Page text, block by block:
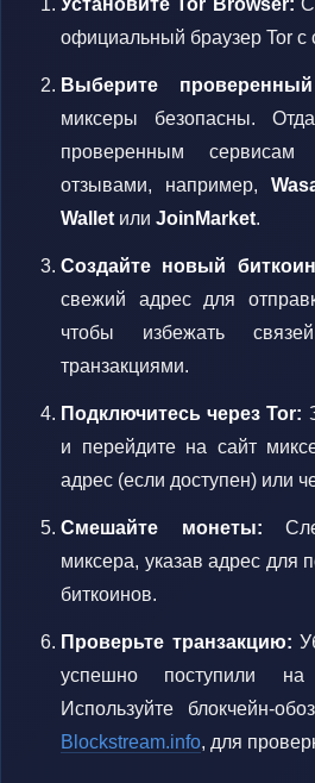
Установите Tor Browser:
официальный браузер Tor с
Выберите
миксеры безопасны.
проверенным сервисам
отзывами, например,
Wallet или JoinMarket.
Создайте новый
свежий адрес для
чтобы избежать
транзакциями.
Подключитесь через Tor:
и перейдите на сайт
адрес (если доступен) или
Смешайте монеты:
миксера, указав адрес для
биткоинов.
Проверьте транзакцию:
успешно поступили на
Используйте блокчейн-
Blockstream.info, для